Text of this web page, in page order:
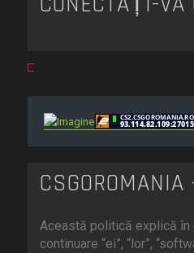
Această politică explică în
continuare “ei”, “lor”,